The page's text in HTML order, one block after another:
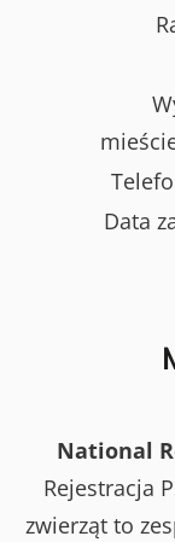
Data
National
Rejestracja
zwierząt to